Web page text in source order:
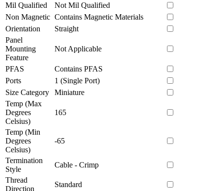
Mil Qualified
Not Mil Qualified
Non Magnetic Contains Magnetic Materials
Orientation
Straight
Panel
Mounting
Feature
Not Applicable
PFAS
Contains PFAS
Ports
1 (Single Port)
Size Category
Miniature
Temp (Max
Degrees
Celsius)
165
Temp (Min
Degrees
Celsius)
-65
Termination
Style
Cable - Crimp
Thread
Direction
Standard